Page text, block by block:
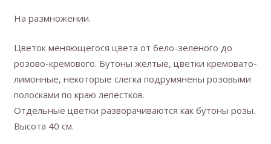
На размножении.
Цветок меняющегося цвета от бело-зеленого до
розово-кремового. Бутоны жёлтые, цветки кремовато-
лимонные, некоторые слегка подрумянены розовыми
полосками по краю лепестков.
Отдельные цветки разворачиваются как бутоны розы.
Высота 40 см.